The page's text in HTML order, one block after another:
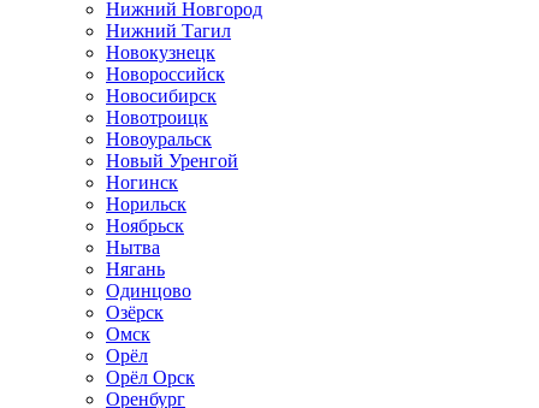
Нижний Новгород
Нижний Тагил
Новокузнецк
Новороссийск
Новосибирск
Новотроицк
Новоуральск
Новый Уренгой
Ногинск
Норильск
Ноябрьск
Нытва
Нягань
Одинцово
Озёрск
Омск
Орёл
Орёл Орск
Оренбург